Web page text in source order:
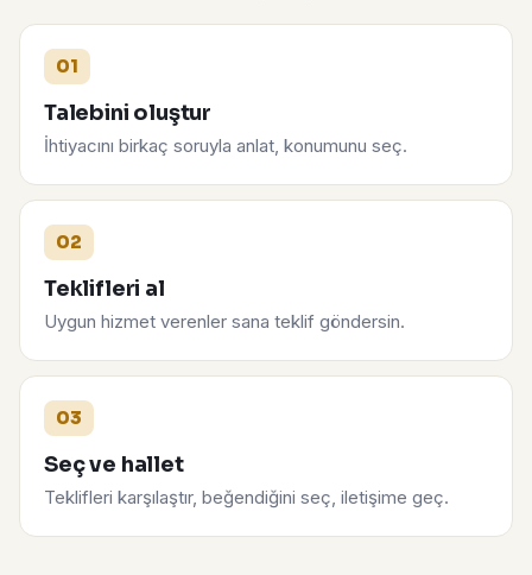
01
Talebini oluştur
İhtiyacını birkaç soruyla anlat, konumunu seç.
02
Teklifleri al
Uygun hizmet verenler sana teklif göndersin.
03
Seç ve hallet
Teklifleri karşılaştır, beğendiğini seç, iletişime geç.